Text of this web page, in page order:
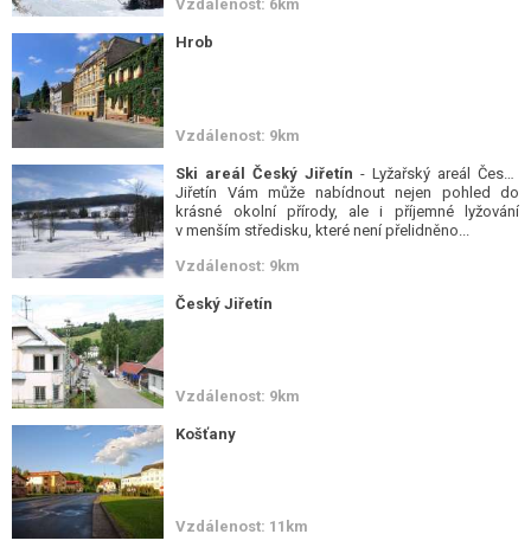
Vzdálenost: 6km
Hrob
Vzdálenost: 9km
Ski areál Český Jiřetín - Lyžařský areál Český
Jiřetín Vám může nabídnout nejen pohled do
krásné okolní přírody, ale i příjemné lyžování
v menším středisku, které není přelidněno...
Vzdálenost: 9km
Český Jiřetín
Vzdálenost: 9km
Košťany
Vzdálenost: 11km